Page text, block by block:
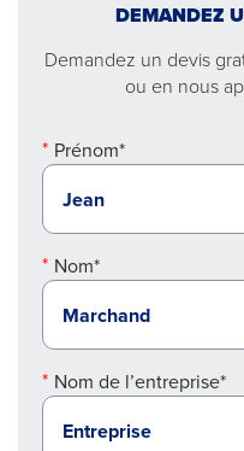
DEMANDEZ
Demandez un devis
ou en nous
Prénom*
Nom*
Nom de l’entreprise*